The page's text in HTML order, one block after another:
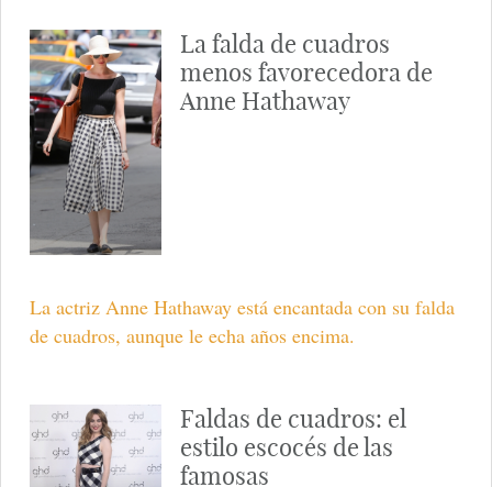
La falda de cuadros
menos favorecedora de
Anne Hathaway
La actriz Anne Hathaway está encantada con su falda
de cuadros, aunque le echa años encima.
Faldas de cuadros: el
estilo escocés de las
famosas